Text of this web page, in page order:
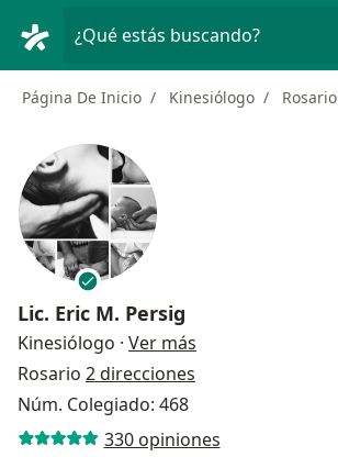
¿Qué estás buscando?
Página De Inicio Kinesiólogo Rosario
Lic. Eric M. Persig
Kinesiólogo · Ver más
Rosario 2 direcciones
Núm. Colegiado: 468
330 opiniones